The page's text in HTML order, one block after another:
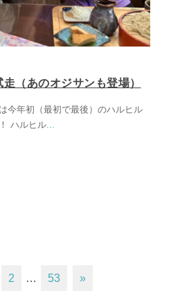
（あのオジサンも登場）
今年初（最初で最後）のハルヒル
ハルヒル...
2 … 53 »